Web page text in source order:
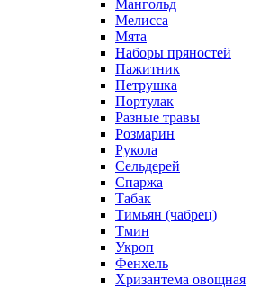
Мангольд
Мелисса
Мята
Наборы пряностей
Пажитник
Петрушка
Портулак
Разные травы
Розмарин
Рукола
Сельдерей
Спаржа
Табак
Тимьян (чабрец)
Тмин
Укроп
Фенхель
Хризантема овощная